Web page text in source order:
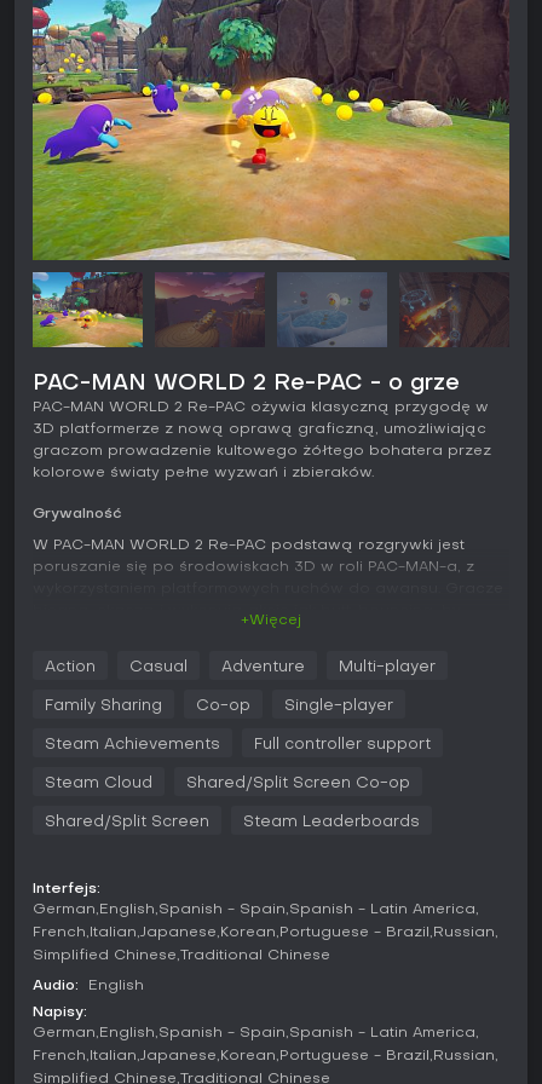
PAC-MAN WORLD 2 Re-PAC - o grze
PAC-MAN WORLD 2 Re-PAC ożywia klasyczną przygodę w
3D platformerze z nową oprawą graficzną, umożliwiając
graczom prowadzenie kultowego żółtego bohatera przez
kolorowe światy pełne wyzwań i zbieraków.
Grywalność
W PAC-MAN WORLD 2 Re-PAC podstawą rozgrywki jest
poruszanie się po środowiskach 3D w roli PAC-MAN-a, z
rolle budują prędkość na rampach i przepaściach, a flutter
jumpy pomagają pokonywać lawę czy szerokie szczeliny.
Gra kładzie nacisk na eksplorację zróżnicowanych
rozsypanymi zbierakami zachęcającymi do dokładnego
z bossami wymagają precyzyjnego timingu i
rozpoznawania wzorców. Zbieranie Golden Fruit pcha
fabułę naprzód, łącząc się z progresem poziomów i
odblokowywaniem nowych obszarów.
Główny tryb przygodowy prowadzi przez poziomy w PAC-
LAND, skupiając się na odzyskaniu skradzionych
przedmiotów i powstrzymaniu króla duchów Spooky'ego. Ta
+Więcej
Action Casual Adventure Multi-player
Family Sharing Co-op Single-player
Steam Achievements Full controller support
Steam Cloud Shared/Split Screen Co-op
Shared/Split Screen Steam Leaderboards
Interfejs:
German English Spanish - Spain Spanish - Latin America
French Italian Japanese Korean Portuguese - Brazil
Russian
Simplified Chinese
Traditional Chinese
Audio:
English
Napisy:
German English Spanish - Spain Spanish - Latin America
French Italian Japanese Korean Portuguese - Brazil
Russian
Simplified Chinese
Traditional Chinese